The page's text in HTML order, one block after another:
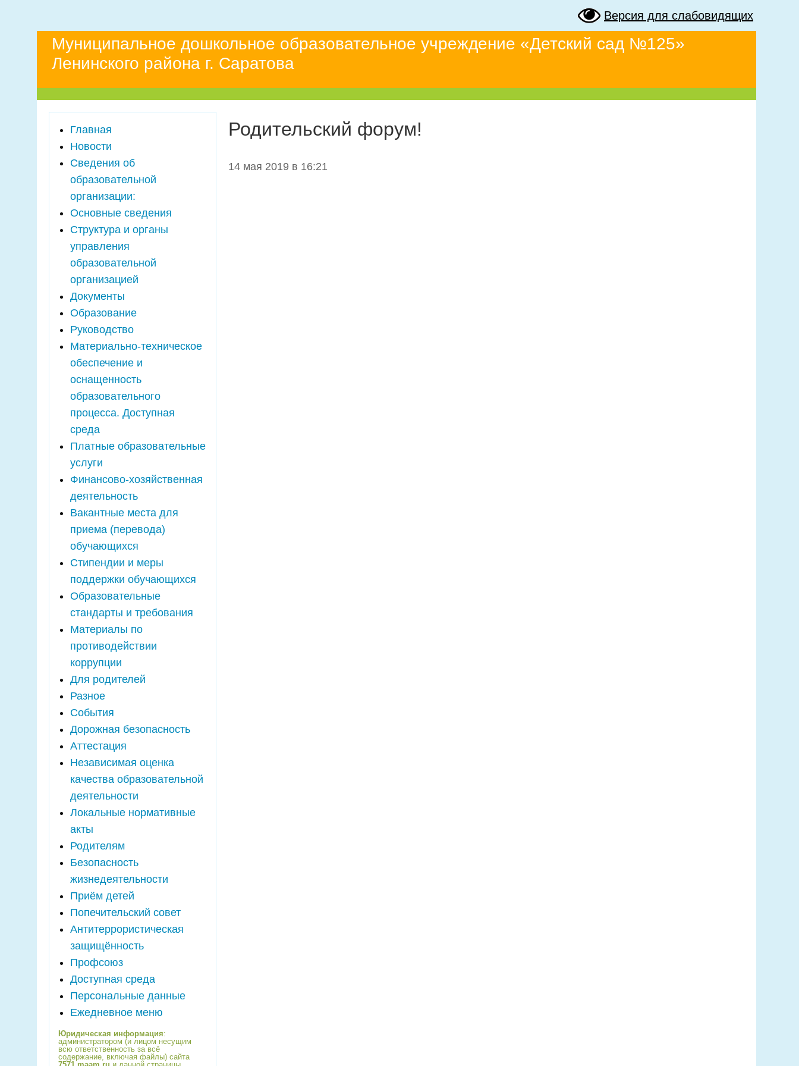
Версия для слабовидящих
Муниципальное дошкольное образовательное учреждение «Детский сад №125»
Ленинского района г. Саратова
Главная
Новости
Сведения об
образовательной
организации:
Основные сведения
Структура и органы
управления
образовательной
организацией
Документы
Образование
Руководство
Материально-техническое
обеспечение и
оснащенность
образовательного
процесса. Доступная
среда
Платные образовательные
услуги
Финансово-хозяйственная
деятельность
Вакантные места для
приема (перевода)
обучающихся
Стипендии и меры
поддержки обучающихся
Образовательные
стандарты и требования
Материалы по
противодействии
коррупции
Для родителей
Разное
События
Дорожная безопасность
Аттестация
Независимая оценка
качества образовательной
деятельности
Локальные нормативные
акты
Родителям
Безопасность
жизнедеятельности
Приём детей
Попечительский совет
Антитеррористическая
защищённость
Профсоюз
Доступная среда
Персональные данные
Ежедневное меню
Юридическая информация:
администратором (и лицом несущим
всю ответственность за всё
содержание, включая файлы) сайта
Родительский форум!
14 мая 2019 в 16:21